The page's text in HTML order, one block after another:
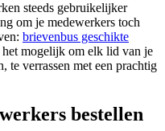
steeds gebruikelijker
om je medewerkers toch
brievenbus geschikte
het mogelijk om elk lid van je
te verrassen met een prachtig
bestellen